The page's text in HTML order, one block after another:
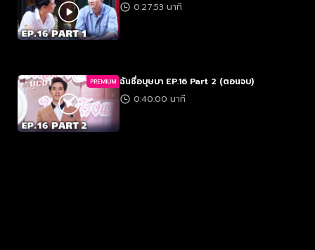
0:27:53 นาที
PREMIUM ฉันชื่อบุษบา EP.16 Part 2 (ตอนจบ)
0:40:00 นาที